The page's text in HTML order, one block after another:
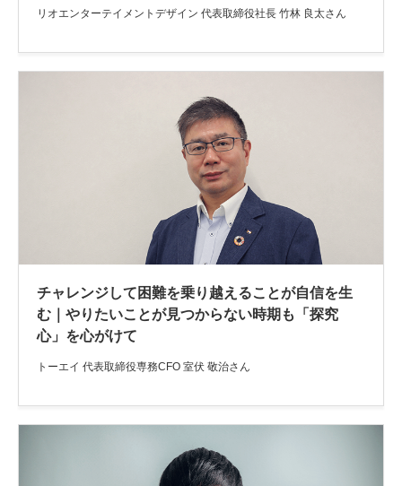
リオエンターテイメントデザイン 代表取締役社長 竹林 良太さん
チャレンジして困難を乗り越えることが自信を生
む｜やりたいことが見つからない時期も「探究
心」を心がけて
トーエイ 代表取締役専務CFO 室伏 敬治さん